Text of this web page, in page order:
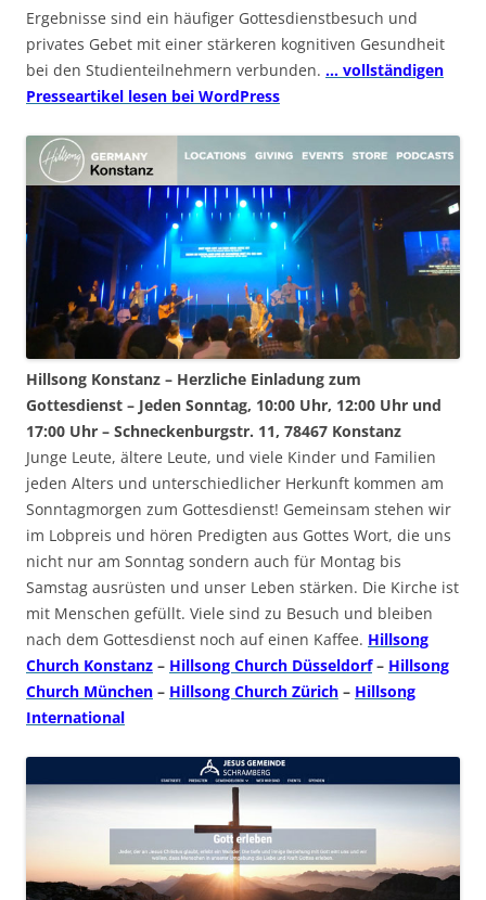
Ergebnisse sind ein häufiger Gottesdienstbesuch und
privates Gebet mit einer stärkeren kognitiven Gesundheit
bei den Studienteilnehmern verbunden. … vollständigen
Presseartikel lesen bei WordPress
Hillsong Konstanz – Herzliche Einladung zum
Gottesdienst – Jeden Sonntag, 10:00 Uhr, 12:00 Uhr und
17:00 Uhr – Schneckenburgstr. 11, 78467 Konstanz
Junge Leute, ältere Leute, und viele Kinder und Familien
jeden Alters und unterschiedlicher Herkunft kommen am
Sonntagmorgen zum Gottesdienst! Gemeinsam stehen wir
im Lobpreis und hören Predigten aus Gottes Wort, die uns
nicht nur am Sonntag sondern auch für Montag bis
Samstag ausrüsten und unser Leben stärken. Die Kirche ist
mit Menschen gefüllt. Viele sind zu Besuch und bleiben
nach dem Gottesdienst noch auf einen Kaffee. Hillsong
Church Konstanz – Hillsong Church Düsseldorf– Hillsong
Church München – Hillsong Church Zürich – Hillsong
International